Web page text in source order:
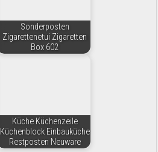
Sonderposten
Zigarettenetui Zigaretten
Box 602
Küche Küchenzeile
Küchenblock Einbauküche
Restposten Neuware